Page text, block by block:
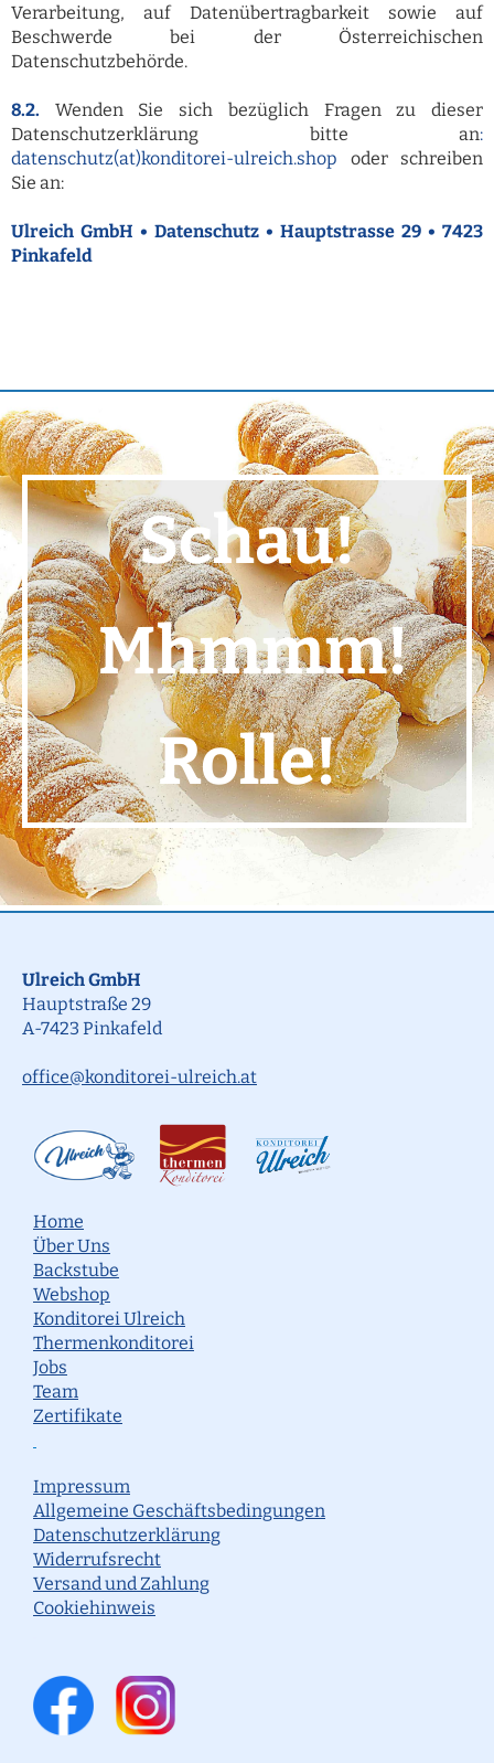
Verarbeitung, auf Datenübertragbarkeit sowie auf
Beschwerde bei der Österreichischen
Datenschutzbehörde.
8.2. Wenden Sie sich bezüglich Fragen zu dieser
Datenschutzerklärung bitte an:
datenschutz(at)konditorei-ulreich.shop
oder schreiben
Sie an:
Ulreich GmbH • Datenschutz • Hauptstrasse 29 • 7423
Pinkafeld
Schau!
Mhmmm!
Rolle!
Ulreich GmbH
Hauptstraße 29
A-7423 Pinkafeld
office@konditorei-ulreich.at
Home
Über Uns
Backstube
Webshop
Konditorei Ulreich
Thermenkonditorei
Jobs
Team
Zertifikate
Impressum
Allgemeine Geschäftsbedingungen
Datenschutzerklärung
Widerrufsrecht
Versand und Zahlung
Cookiehinweis